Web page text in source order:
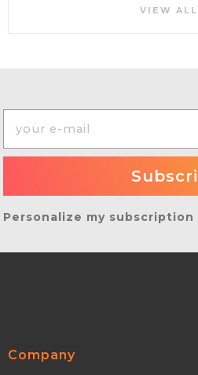
VIEW ALL
Personalize my subscription
Company